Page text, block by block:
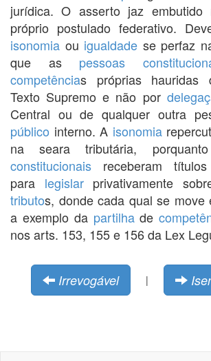
jurídica. O asserto jaz embutido
próprio postulado federativo.
isonomia ou igualdade se perfaz
que as pessoas
competências próprias hauridas
Texto Supremo e não por
Central ou de qualquer outra
público interno. A isonomia
na seara tributária,
constitucionais receberam
para legislarprivativamente
tributos, donde cada qual se move
a exemplo da partilhade
nos arts. 153, 155 e 156 da Lex
Irrevogável |